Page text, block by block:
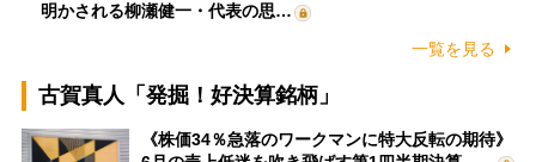
明かされる柳瀬健一・代表の思…
一覧を見る
古賀真人「発掘！好決算銘柄」
《株価34％急落のワークマンに特大反転の期待》